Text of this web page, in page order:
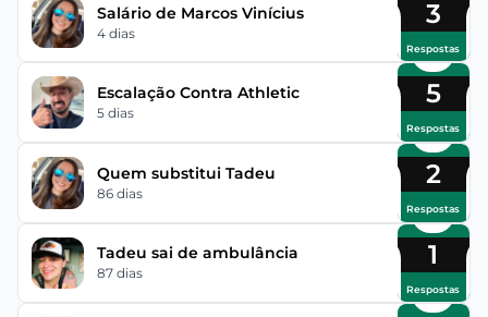
Salário de Marcos Vinícius
4 dias
3
Respostas
Escalação Contra Athletic
5 dias
5
Respostas
Quem substitui Tadeu
86 dias
2
Respostas
Tadeu sai de ambulância
87 dias
1
Respostas